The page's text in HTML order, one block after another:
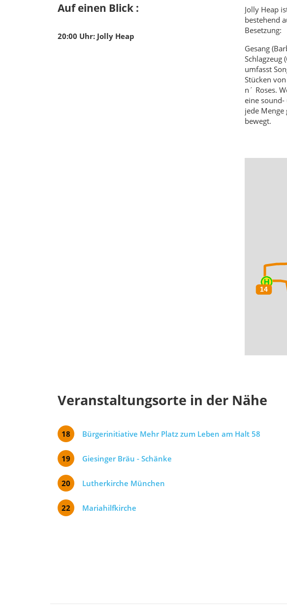
Auf einen Blick :
20:00 Uhr: Jolly Heap
Jolly Heap
bestehend
Besetzung:
Gesang
Schlagzeug
umfasst
Stücken
n´ Roses.
eine sound-
jede
bewegt.
Veranstaltungsorte in der Nähe
18 Bürgerinitiative Mehr Platz zum Leben am Halt 58
19 Giesinger Bräu - Schänke
20 Lutherkirche München
22 Mariahilfkirche